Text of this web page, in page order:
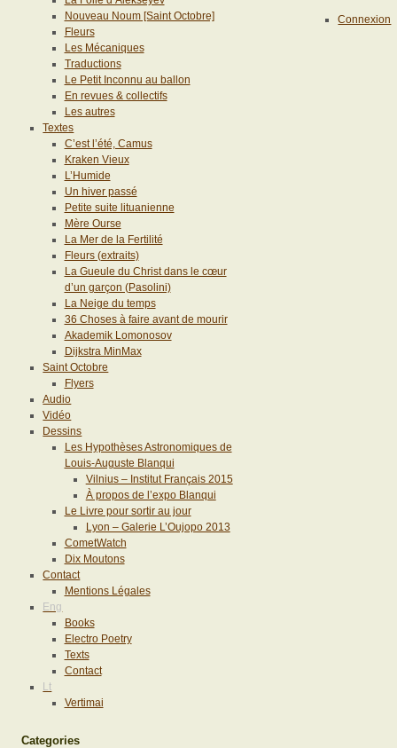
Nouveau Noum [Saint Octobre]
Fleurs
Les Mécaniques
Traductions
Le Petit Inconnu au ballon
En revues & collectifs
Les autres
Textes
C’est l’été, Camus
Kraken Vieux
L’Humide
Un hiver passé
Petite suite lituanienne
Mère Ourse
La Mer de la Fertilité
Fleurs (extraits)
La Gueule du Christ dans le cœur
d’un garçon (Pasolini)
La Neige du temps
36 Choses à faire avant de mourir
Akademik Lomonosov
Dijkstra MinMax
Saint Octobre
Flyers
Audio
Vidéo
Dessins
Les Hypothèses Astronomiques de
Louis-Auguste Blanqui
Vilnius – Institut Français 2015
À propos de l’expo Blanqui
Le Livre pour sortir au jour
Lyon – Galerie L’Oujopo 2013
CometWatch
Dix Moutons
Contact
Mentions Légales
Eng
Books
Electro Poetry
Texts
Contact
Lt
Vertimai
Categories
Connexion